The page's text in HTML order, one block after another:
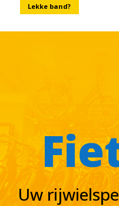
Lekke band?
Uw